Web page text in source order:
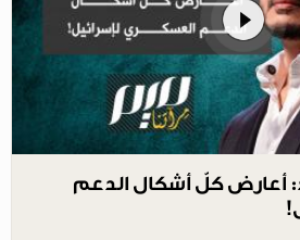
أعارض كلّ أشكال الدعم